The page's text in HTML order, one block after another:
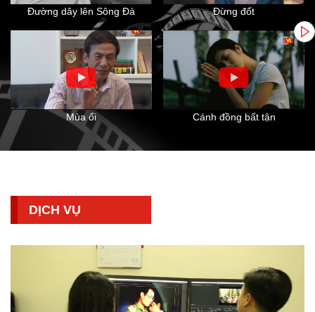
Đường dây lên Sông Đà Đừng đốt
Mùa ổi Cánh đồng bất tận
DỊCH VỤ